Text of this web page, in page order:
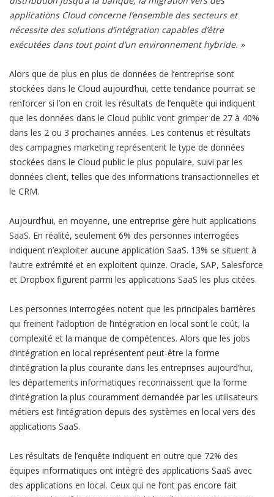
applications Cloud concerne l’ensemble des secteurs et
nécessite des solutions d’intégration capables d’être
exécutées dans tout point d’un environnement hybride. »
Alors que de plus en plus de données de l’entreprise sont
stockées dans le Cloud aujourd’hui, cette tendance pourrait se
renforcer si l’on en croit les résultats de l’enquête qui indiquent
que les données dans le Cloud public vont grimper de 27 à 40%
dans les 2 ou 3 prochaines années. Les contenus et résultats
des campagnes marketing représentent le type de données
stockées dans le Cloud public le plus populaire, suivi par les
données client, telles que des informations transactionnelles et
le CRM.
Aujourd’hui, en moyenne, une entreprise gère huit applications
SaaS. En réalité, seulement 6% des personnes interrogées
indiquent n’exploiter aucune application SaaS. 13% se situent à
l’autre extrémité et en exploitent quinze. Oracle, SAP, Salesforce
et Dropbox figurent parmi les applications SaaS les plus citées.
Les personnes interrogées notent que les principales barrières
qui freinent l’adoption de l’intégration en local sont le coût, la
complexité et la manque de compétences. Alors que les jobs
d’intégration en local représentent peut-être la forme
d’intégration la plus courante dans les entreprises aujourd’hui,
les départements informatiques reconnaissent que la forme
d’intégration la plus couramment demandée par les utilisateurs
métiers est l’intégration depuis des systèmes en local vers des
applications SaaS.
Les résultats de l’enquête indiquent en outre que 72% des
équipes informatiques ont intégré des applications SaaS avec
des applications en local. Ceux qui ne l’ont pas encore fait